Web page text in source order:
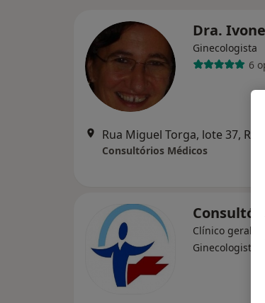
Dra.
Ginecologista
6
Rua Miguel Torga, lote 37, R/
Consultórios Médicos
Clínico geral,
Ginecologista